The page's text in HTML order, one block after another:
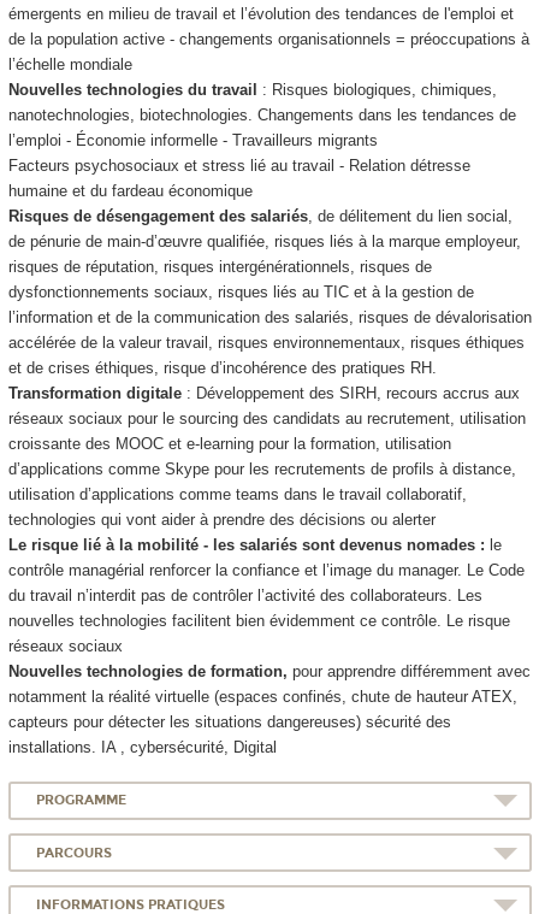
émergents en milieu de travail et l’évolution des tendances de l'emploi et
de la population active - changements organisationnels = préoccupations à
l’échelle mondiale
Nouvelles technologies du travail : Risques biologiques, chimiques,
nanotechnologies, biotechnologies. Changements dans les tendances de
l’emploi - Économie informelle - Travailleurs migrants
Facteurs psychosociaux et stress lié au travail - Relation détresse
humaine et du fardeau économique
Risques de désengagement des salariés, de délitement du lien social,
de pénurie de main-d’œuvre qualifiée, risques liés à la marque employeur,
risques de réputation, risques intergénérationnels, risques de
dysfonctionnements sociaux, risques liés au TIC et à la gestion de
l’information et de la communication des salariés, risques de dévalorisation
accélérée de la valeur travail, risques environnementaux, risques éthiques
et de crises éthiques, risque d’incohérence des pratiques RH.
Transformation digitale : Développement des SIRH, recours accrus aux
réseaux sociaux pour le sourcing des candidats au recrutement, utilisation
croissante des MOOCet e-learning pour la formation, utilisation
d’applications comme Skype pour les recrutements de profils à distance,
utilisation d’applications comme teams dans le travail collaboratif,
technologies qui vont aider à prendre des décisions ou alerter
Le risque lié à la mobilité - les salariés sont devenus nomades : le
contrôle managérial renforcer la confiance et l’image du manager. Le Code
du travail n’interdit pas de contrôler l’activité des collaborateurs. Les
nouvelles technologies facilitent bien évidemment ce contrôle. Le risque
réseaux sociaux
Nouvelles technologies de formation, pour apprendre différemment avec
notamment la réalité virtuelle (espaces confinés, chute de hauteur ATEX,
capteurs pour détecter les situations dangereuses) sécurité des
installations. IA , cybersécurité, Digital
PROGRAMME
PARCOURS
INFORMATIONS PRATIQUES